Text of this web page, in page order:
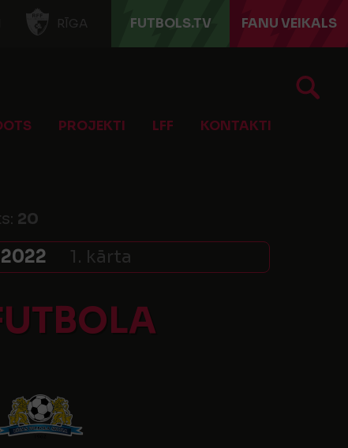
RĪGA FUTBOLS.TV FANU VEIKALS
PROJEKTI LFF KONTAKTI
20
2022 1. kārta